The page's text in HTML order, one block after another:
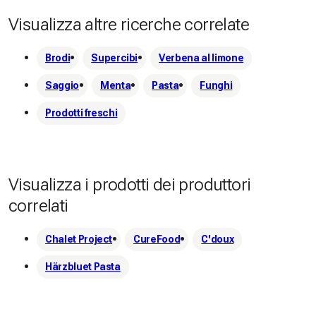
Visualizza altre ricerche correlate
Brodi Supercibi Verbena al limone
Saggio Menta Pasta Funghi
Prodotti freschi
Visualizza i prodotti dei produttori
correlati
Chalet Project CureFood C'doux
Härzbluet Pasta